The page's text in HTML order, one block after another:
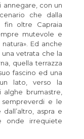
annegare, con un
che dalla
fin oltre Capraia
mutevole e
Ed anche
vetrata che la
quella terrazza
fascino ed una
lato, verso la
brumastre,
sempreverdi e le
dall’altro, aspra e
onde irrequiete